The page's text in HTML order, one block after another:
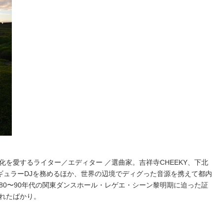
を愛するライター／エディター ／選曲家。吉祥寺CHEEKY、下北
ラーDJを務めるほか、世界の辺境でディグった音源を携えて都内
〜90年代の関東ダンスホール・レゲエ・シーン黎明期に迫った証
たばかり。